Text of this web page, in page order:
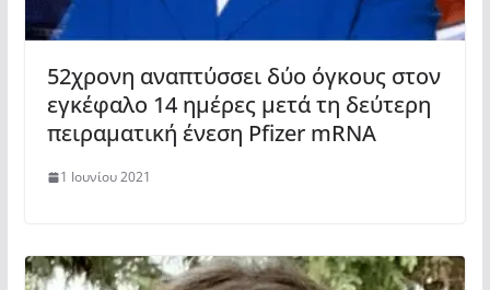
52χρονη αναπτύσσει δύο όγκους στον
εγκέφαλο 14 ημέρες μετά τη δεύτερη
πειραματική ένεση Pfizer mRNA
1 Ιουνίου 2021